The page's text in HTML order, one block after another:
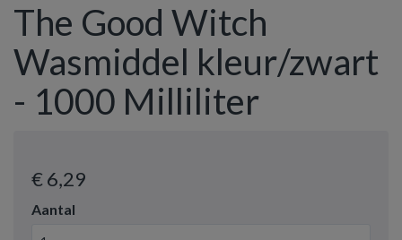
The Good Witch
Wasmiddel kleur/zwart
- 1000 Milliliter
€ 6,29
Aantal